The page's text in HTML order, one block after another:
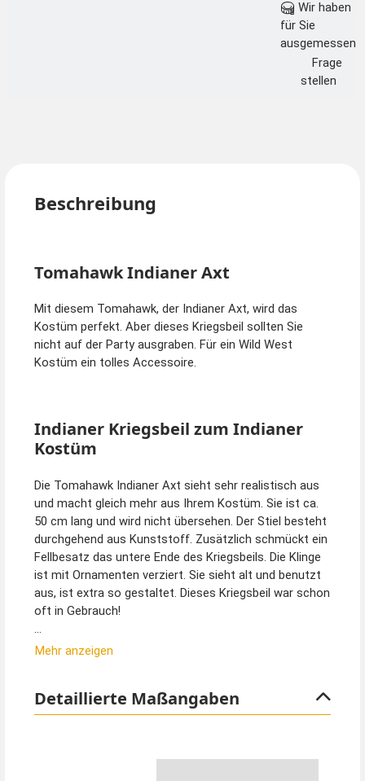
für Sie
ausgemessen
Frage
stellen
Beschreibung
Tomahawk Indianer Axt
Mit diesem Tomahawk, der Indianer Axt, wird das
Kostüm perfekt. Aber dieses Kriegsbeil sollten Sie
nicht auf der Party ausgraben. Für ein Wild West
Kostüm ein tolles Accessoire.
Indianer Kriegsbeil zum Indianer
Kostüm
Die Tomahawk Indianer Axt sieht sehr realistisch aus
und macht gleich mehr aus Ihrem Kostüm. Sie ist ca.
50 cm lang und wird nicht übersehen. Der Stiel besteht
durchgehend aus Kunststoff. Zusätzlich schmückt ein
Fellbesatz das untere Ende des Kriegsbeils. Die Klinge
ist mit Ornamenten verziert. Sie sieht alt und benutzt
aus, ist extra so gestaltet. Dieses Kriegsbeil war schon
oft in Gebrauch!
Diese Axt ist für Erwachsene und auch für Kinder
authentisches Aussehen verleiht.
Mehr anzeigen
Detaillierte Maßangaben